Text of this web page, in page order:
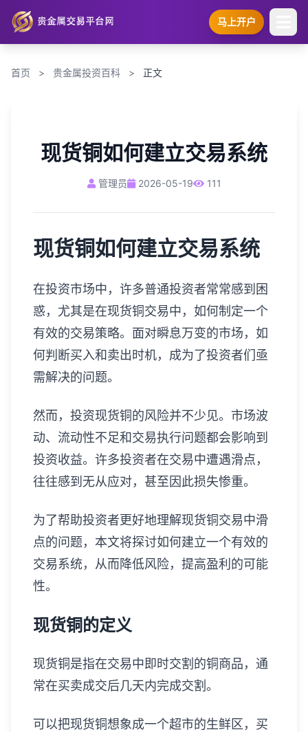
马上开户
首页 > 贵金属投资百科 > 正文
现货铜如何建立交易系统
管理员 2026-05-19 111
现货铜如何建立交易系统
在投资市场中，许多普通投资者常常感到困
惑，尤其是在现货铜交易中，如何制定一个
有效的交易策略。面对瞬息万变的市场，如
何判断买入和卖出时机，成为了投资者们亟
需解决的问题。
然而，投资现货铜的风险并不少见。市场波
动、流动性不足和交易执行问题都会影响到
投资收益。许多投资者在交易中遭遇滑点，
往往感到无从应对，甚至因此损失惨重。
为了帮助投资者更好地理解现货铜交易中滑
点的问题，本文将探讨如何建立一个有效的
交易系统，从而降低风险，提高盈利的可能
性。
现货铜的定义
现货铜是指在交易中即时交割的铜商品，通
常在买卖成交后几天内完成交割。
可以把现货铜想象成一个超市的生鲜区，买